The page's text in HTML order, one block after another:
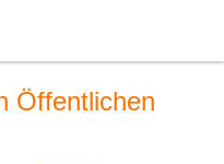
Öffentlichen